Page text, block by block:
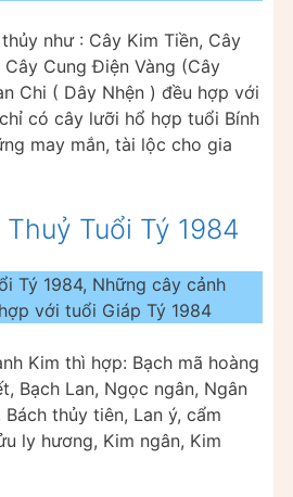
như : Cây Kim Tiền, Cây
Cung Điện Vàng (Cây
Chi ( Dây Nhện ) đều hợp với
có cây lưỡi hổ hợp tuổi Bính
may mắn, tài lộc cho gia
Tuổi Tý 1984
Tý 1984, Những cây cảnh
với tuổi Giáp Tý 1984
Kim thì hợp: Bạch mã hoàng
Bạch Lan, Ngọc ngân, Ngân
thủy tiên, Lan ý, cẩm
ly hương, Kim ngân, Kim